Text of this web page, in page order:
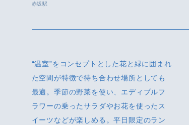
赤坂駅
“温室”をコンセプトとした花と緑に囲まれ
た空間が特徴で待ち合わせ場所としても
最適。季節の野菜を使い、エディブルフ
ラワーの乗ったサラダやお花を使ったス
イーツなどが楽しめる。平日限定のラン